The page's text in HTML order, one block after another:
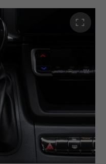
les rayons latéraux
satiné et de